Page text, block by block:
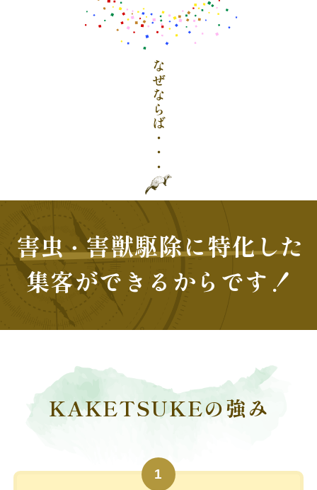
なぜならば・・・
害虫・害獣駆除に特化した
集客ができるからです！
KAKETSUKEの強み
1